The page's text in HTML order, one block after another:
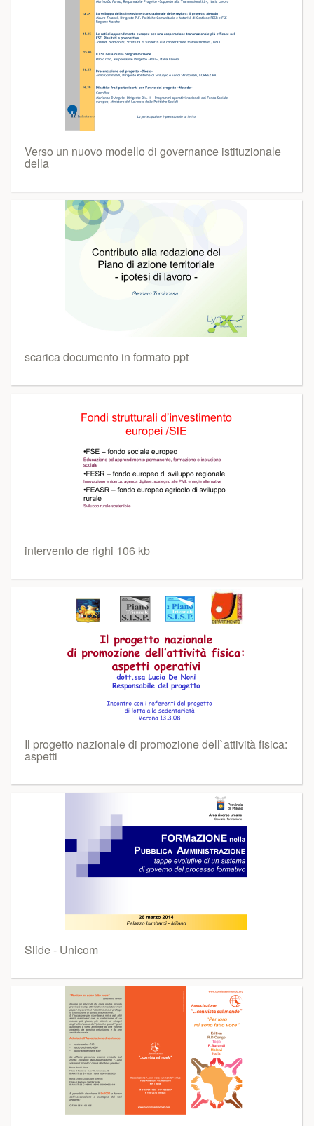
Verso un nuovo modello di governance istituzionale
della
scarica documento in formato ppt
intervento de righi 106 kb
Il progetto nazionale di promozione dell`attività fisica:
aspetti
Slide - Unicom